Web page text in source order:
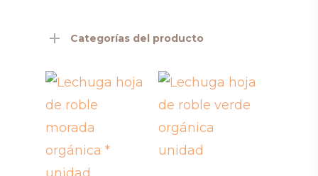
Categorías del producto